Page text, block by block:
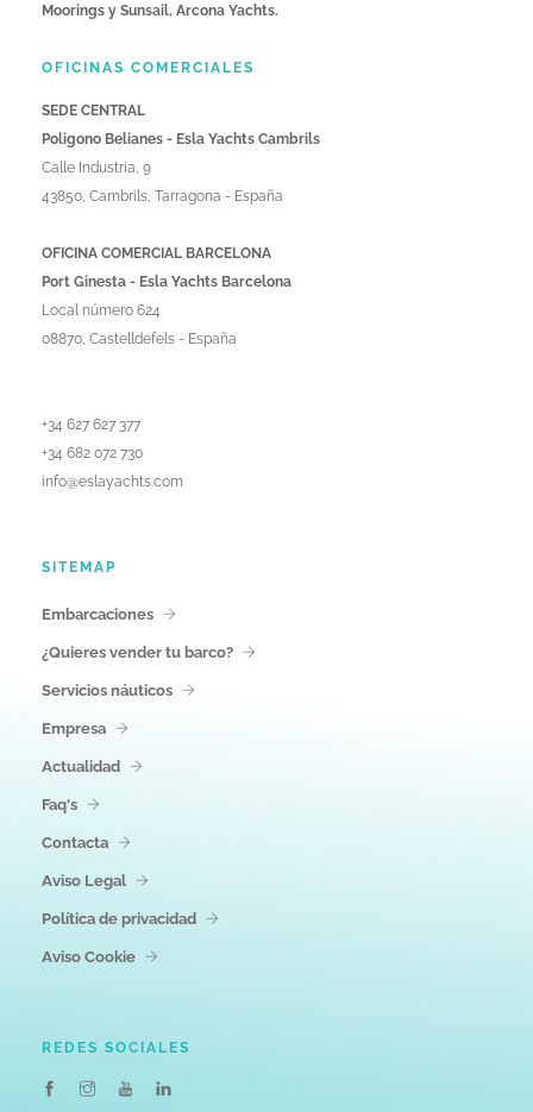
Moorings y Sunsail, Arcona Yachts.
OFICINAS COMERCIALES
SEDE CENTRAL
Poligono Belianes - Esla Yachts Cambrils
Calle Industria, 9
43850, Cambrils, Tarragona - España
OFICINA COMERCIAL BARCELONA
Port Ginesta - Esla Yachts Barcelona
Local número 624
08870, Castelldefels - España
+34 627 627 377
+34 682 072 730
info@eslayachts.com
SITEMAP
Embarcaciones
¿Quieres vender tu barco?
Servicios náuticos
Empresa
Actualidad
Faq's
Contacta
Aviso Legal
Política de privacidad
Aviso Cookie
REDES SOCIALES